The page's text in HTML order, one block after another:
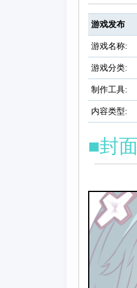
游戏发布
游戏名称:
游戏分类:
制作工具:
内容类型:
■封面